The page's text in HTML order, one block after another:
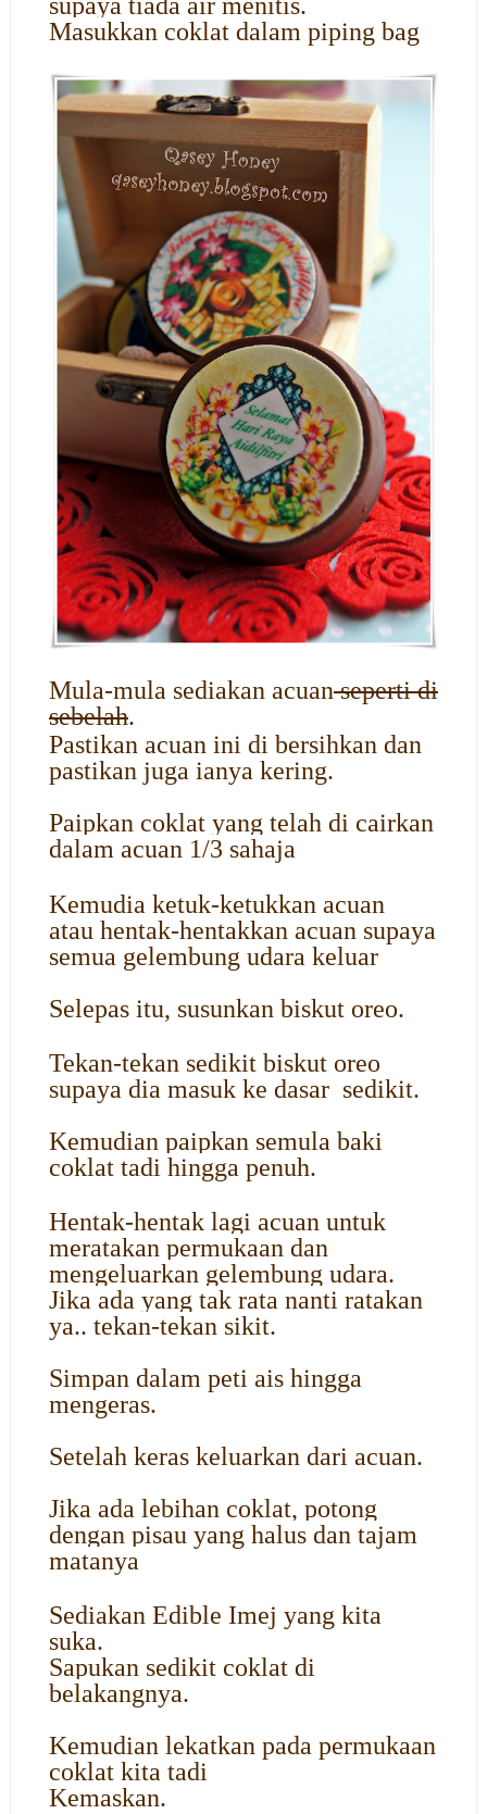
supaya tiada air menitis.
Masukkan coklat dalam piping bag
Mula-mula sediakan acuanseperti di
sebelah.
Pastikan acuan ini di bersihkan dan
pastikan juga ianya kering.
Paipkan coklat yang telah di cairkan
dalam acuan 1/3 sahaja
Kemudia ketuk-ketukkan acuan
atau hentak-hentakkan acuan supaya
semua gelembung udara keluar
Selepas itu, susunkan biskut oreo.
Tekan-tekan sedikit biskut oreo
supaya dia masuk ke dasar sedikit.
Kemudian paipkan semula baki
coklat tadi hingga penuh.
Hentak-hentak lagi acuan untuk
meratakan permukaan dan
mengeluarkan gelembung udara.
Jika ada yang tak rata nanti ratakan
ya.. tekan-tekan sikit.
Simpan dalam peti ais hingga
mengeras.
Setelah keras keluarkan dari acuan.
Jika ada lebihan coklat, potong
dengan pisau yang halus dan tajam
matanya
Sediakan Edible Imej yang kita
suka.
Sapukan sedikit coklat di
belakangnya.
Kemudian lekatkan pada permukaan
coklat kita tadi
Kemaskan.